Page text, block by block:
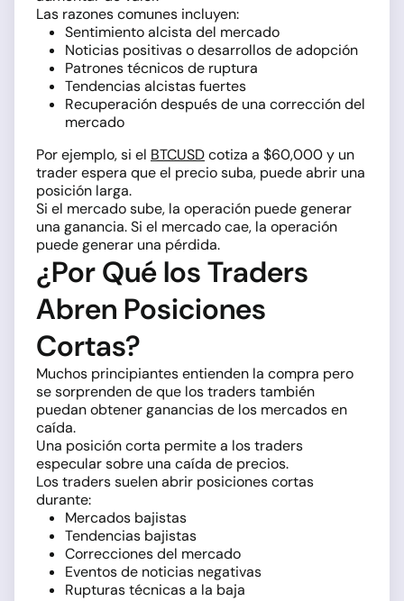
Las razones comunes incluyen:
Sentimiento alcista del mercado
Noticias positivas o desarrollos de adopción
Patrones técnicos de ruptura
Tendencias alcistas fuertes
Recuperación después de una corrección del
mercado
Por ejemplo, si el BTCUSDcotiza a $60,000 y un
trader espera que el precio suba, puede abrir una
posición larga.
Si el mercado sube, la operación puede generar
una ganancia. Si el mercado cae, la operación
puede generar una pérdida.
¿Por Qué los Traders
Abren Posiciones
Cortas?
Muchos principiantes entienden la compra pero
se sorprenden de que los traders también
puedan obtener ganancias de los mercados en
caída.
Una posición corta permite a los traders
especular sobre una caída de precios.
Los traders suelen abrir posiciones cortas
durante:
Mercados bajistas
Tendencias bajistas
Correcciones del mercado
Eventos de noticias negativas
Rupturas técnicas a la baja